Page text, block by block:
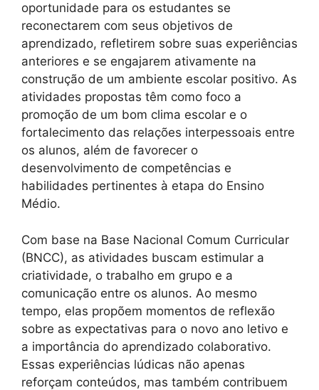
oportunidade para os estudantes se
reconectarem com seus objetivos de
aprendizado, refletirem sobre suas experiências
anteriores e se engajarem ativamente na
construção de um ambiente escolar positivo. As
atividades propostas têm como foco a
promoção de um bom clima escolar e o
fortalecimento das relações interpessoais entre
os alunos, além de favorecer o
desenvolvimento de competências e
habilidades pertinentes à etapa do Ensino
Médio.
Com base na Base Nacional Comum Curricular
(BNCC), as atividades buscam estimular a
criatividade, o trabalho em grupo e a
comunicação entre os alunos. Ao mesmo
tempo, elas propõem momentos de reflexão
sobre as expectativas para o novo ano letivo e
a importância do aprendizado colaborativo.
Essas experiências lúdicas não apenas
reforçam conteúdos, mas também contribuem